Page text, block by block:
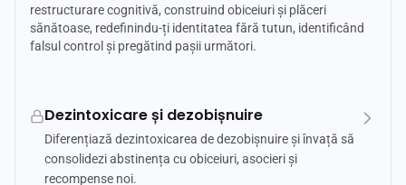
restructurare cognitivă, construind obiceiuri și plăceri
sănătoase, redefinindu-ți identitatea fără tutun, identificând
falsul control și pregătind pașii următori.
Dezintoxicare și dezobișnuire
Diferențiază dezintoxicarea de dezobișnuire și învață să
consolidezi abstinența cu obiceiuri, asocieri și
recompense noi.